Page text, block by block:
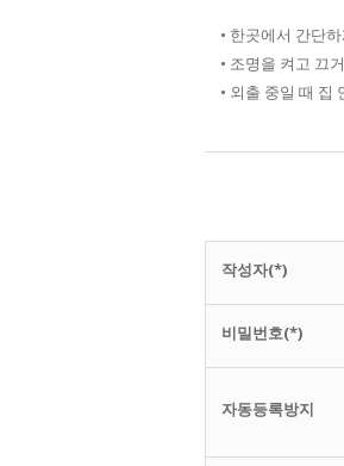
• 한곳에서 간단
• 조명을 켜고 끄
• 외출 중일 때 집
작성자(*)
비밀번호(*)
자동등록방지